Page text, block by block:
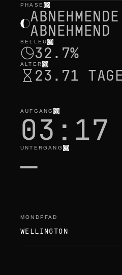
gewählter tag
PHASE
ABNEHMEND
BELLEU
32.7%
ALTER
23.71 TAGE
AUFGANG
03:17
UNTERGANG
—
MONDPFAD
WELLINGTON